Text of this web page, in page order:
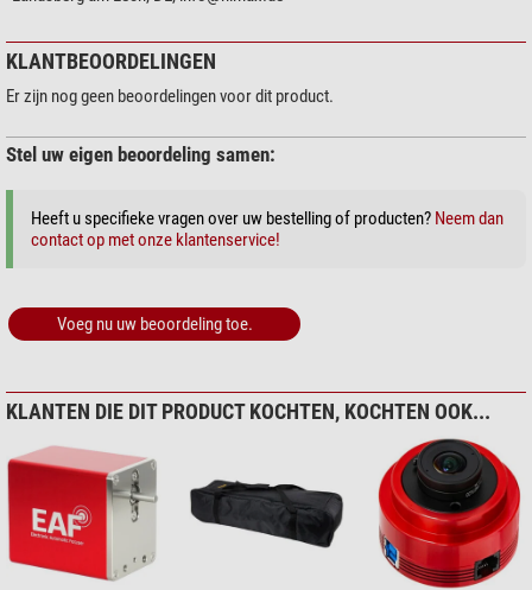
Met deze methode kunt u overigens ook storende
KLANTBEOORDELINGEN
Er zijn nog geen beoordelingen voor dit product.
Stel uw eigen beoordeling samen:
Heeft u specifieke vragen over uw bestelling of producten? Neem dan
contact op met onze klantenservice!
Voeg nu uw beoordeling toe.
KLANTEN DIE DIT PRODUCT KOCHTEN, KOCHTEN OOK...